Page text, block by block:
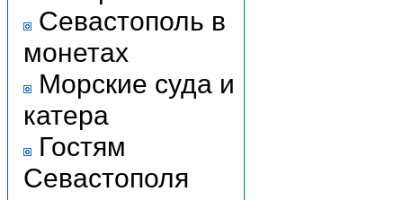
Севастополь в
монетах
Морские суда и
катера
Гостям
Севастополя